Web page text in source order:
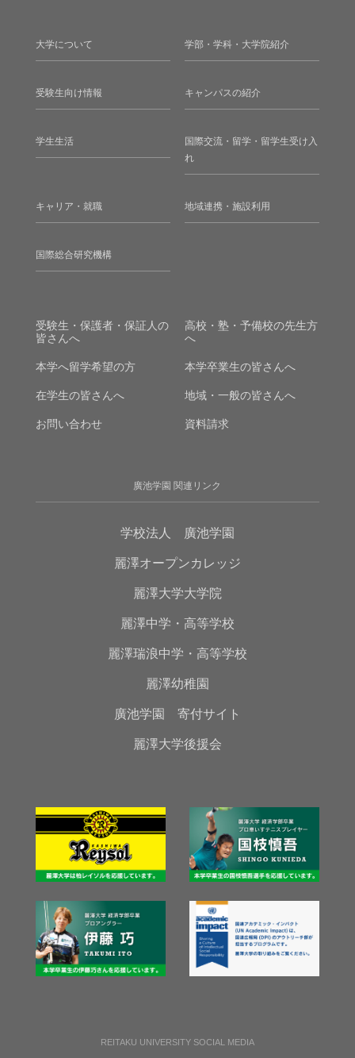
大学について 学部・学科・大学院紹介
受験生向け情報 キャンパスの紹介
学生生活
国際交流・留学・留学生受け入
れ
キャリア・就職 地域連携・施設利用
国際総合研究機構
受験生・保護者・保証人の
皆さんへ
高校・塾・予備校の先生方
へ
本学へ留学希望の方 本学卒業生の皆さんへ
在学生の皆さんへ 地域・一般の皆さんへ
お問い合わせ 資料請求
廣池学園 関連リンク
学校法人 廣池学園
麗澤オープンカレッジ
麗澤大学大学院
麗澤中学・高等学校
麗澤瑞浪中学・高等学校
麗澤幼稚園
廣池学園 寄付サイト
麗澤大学後援会
REITAKU UNIVERSITY SOCIAL MEDIA